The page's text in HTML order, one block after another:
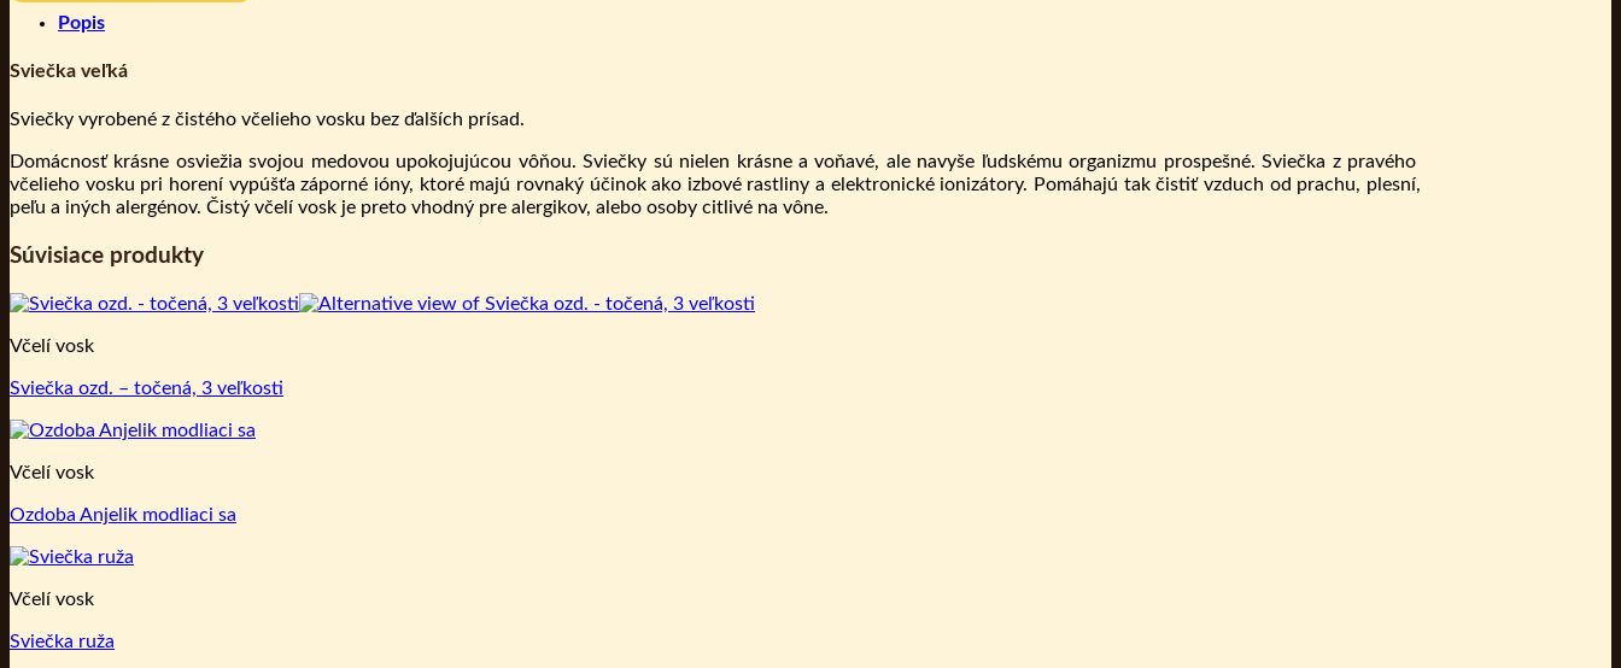
Popis
Sviečka veľká
Sviečky vyrobené z čistého včelieho vosku bez ďalších prísad.
Domácnosť krásne osviežia svojou medovou upokojujúcou vôňou. Sviečky sú nielen krásne a voňavé, ale navyše ľudskému organizmu prospešné. Sviečka z pravého
včelieho vosku pri horení vypúšťa záporné ióny, ktoré majú rovnaký účinok ako izbové rastliny a elektronické ionizátory. Pomáhajú tak čistiť vzduch od prachu, plesní,
peľu a iných alergénov. Čistý včelí vosk je preto vhodný pre alergikov, alebo osoby citlivé na vône.
Súvisiace produkty
Včelí vosk
Sviečka ozd. – točená, 3 veľkosti
Včelí vosk
Ozdoba Anjelik modliaci sa
Včelí vosk
Sviečka ruža